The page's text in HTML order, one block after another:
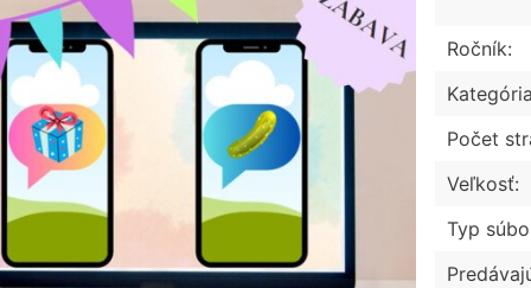
Ročník:
Počet
Veľkosť:
Typ